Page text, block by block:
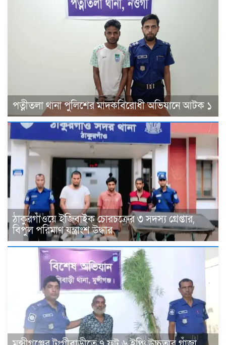
পত্নীতলা থানা পুলিশের মাদকবিরোধী অভিযানে আটক ১
ঠাকুরগাঁওয়ে ইজিবাইক চোরচক্রের ৩ সদস্য গ্রেপ্তার,
বিপুল পরিমাণ যন্ত্রাংশ উদ্ধার ‎